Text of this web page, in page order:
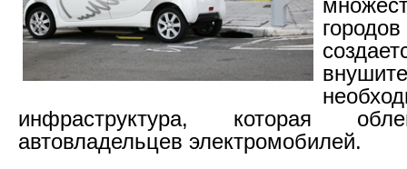
инфраструктура, которая
автовладельцев электромобилей.